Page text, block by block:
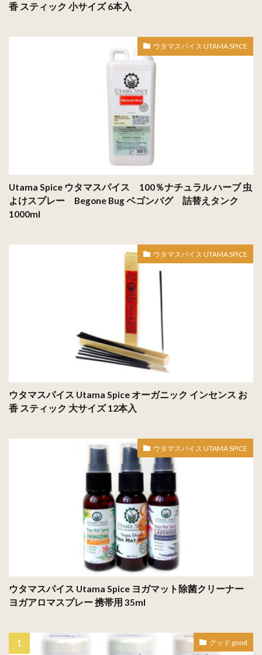
香 スティック 小サイズ 6本入
ウタマスパイス UTAMA SPICE
Utama Spice ウタマスパイス 100％ナチュラル ハーブ 虫
よけスプレー Begone Bug ベゴンバグ 詰替えタンク
1000ml
ウタマスパイス UTAMA SPICE
ウタマスパイス Utama Spice オーガニック インセンス お
香 スティック 大サイズ 12本入
ウタマスパイス UTAMA SPICE
ウタマスパイス Utama Spice ヨガマット除菌クリーナー
ヨガアロマスプレー 携帯用 35ml
グッド good